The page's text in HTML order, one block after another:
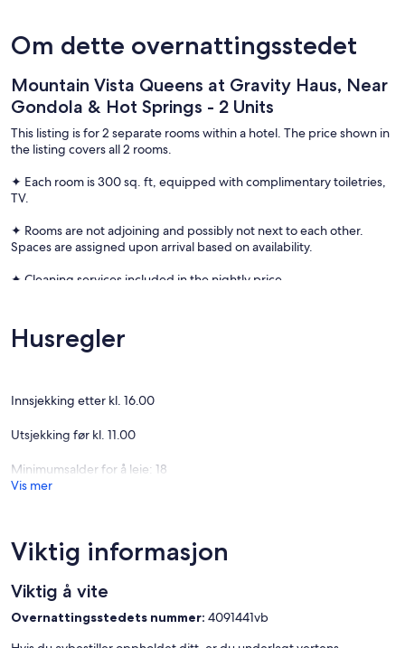
Om dette overnattingsstedet
Mountain Vista Queens at Gravity Haus, Near
Gondola & Hot Springs - 2 Units
This listing is for 2 separate rooms within a hotel. The price shown in
the listing covers all 2 rooms.
✦ Each room is 300 sq. ft, equipped with complimentary toiletries,
TV.
✦ Rooms are not adjoining and possibly not next to each other.
Spaces are assigned upon arrival based on availability.
✦ Cleaning services included in the nightly price.
✦ The minimum age required for check-in is 18 years old.
for entry.
During your stay, you will have access to the property and amenities
according to the following schedule:
✦ Public or shared fitness center open from 6:00AM to 10:00PM,
✦ Pool is available.
Husregler
Innsjekking etter kl. 16.00
Utsjekking før kl. 11.00
Minimumsalder for å leie: 18
Vis mer
Viktig informasjon
Viktig å vite
Overnattingsstedets nummer: 4091441vb